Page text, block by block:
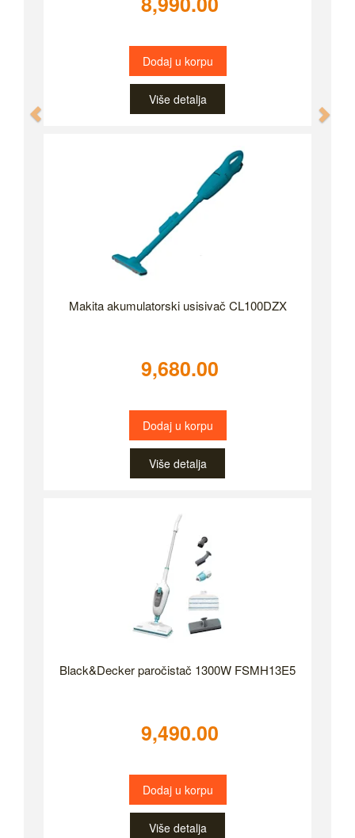
Dodaj u korpu
Više detalja
Makita akumulatorski usisivač CL100DZX
9,680.00
Dodaj u korpu
Više detalja
Black&Decker paročistač 1300W FSMH13E5
9,490.00
Dodaj u korpu
Više detalja